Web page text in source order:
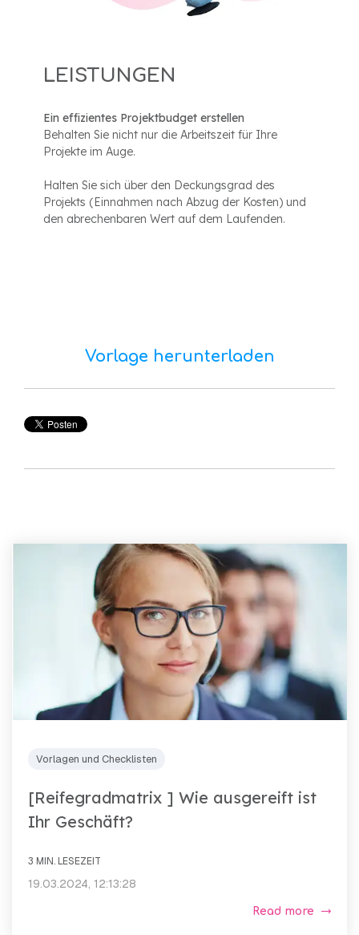
LEISTUNGEN
Ein effizientes Projektbudget erstellen
Behalten Sie nicht nur die Arbeitszeit für Ihre
Projekte im Auge.
Halten Sie sich über den Deckungsgrad des
Projekts (Einnahmen nach Abzug der Kosten) und
den abrechenbaren Wert auf dem Laufenden.
Vorlage herunterladen
Vorlagen und Checklisten
[Reifegradmatrix ] Wie ausgereift ist
Ihr Geschäft?
3 MIN. LESEZEIT
19.03.2024, 12:13:28
Read more